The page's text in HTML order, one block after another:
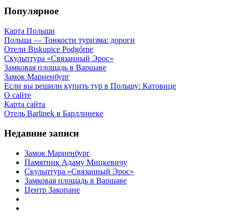
Популярное
Карта Польши
Польша — Тонкости туризма: дороги
Отели Biskupice Podgórne
Скульптура «Связанный Эрос»
Замковая площадь в Варшаве
Замок Мариенбург
Если вы решили купить тур в Польшу: Катовице
О сайте
Карта сайта
Отель Barlinek в Барллинеке
Недавние записи
Замок Мариенбург
Памятник Адаму Мицкевичу
Скульптура «Связанный Эрос»
Замковая площадь в Варшаве
Центр Закопане